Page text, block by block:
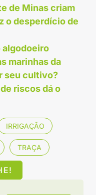
de Minas criam
o desperdí­cio de
algodoeiro
marinhas da
seu cultivo?
riscos dá o
IRRIGAÇÃO
TRAÇA